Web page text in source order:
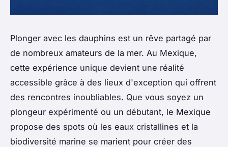
Plonger avec les dauphins est un rêve partagé par
de nombreux amateurs de la mer. Au Mexique,
cette expérience unique devient une réalité
accessible grâce à des lieux d'exception qui offrent
des rencontres inoubliables. Que vous soyez un
plongeur expérimenté ou un débutant, le Mexique
propose des spots où les eaux cristallines et la
biodiversité marine se marient pour créer des